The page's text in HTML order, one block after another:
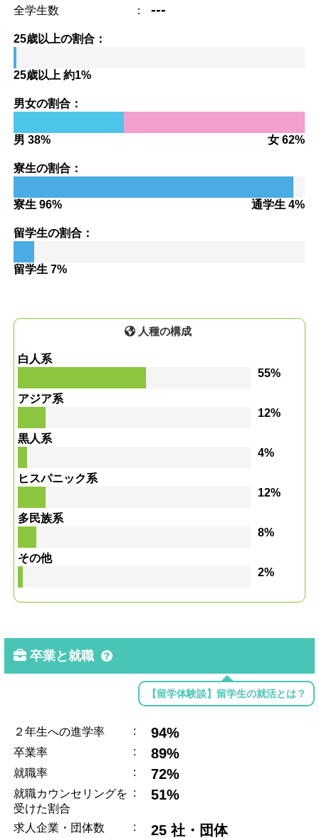
全学生数 ： ---
25歳以上の割合：
25歳以上 約1%
男女の割合：
男 38% 女 62%
寮生の割合：
寮生 96% 通学生 4%
留学生の割合：
留学生 7%
人種の構成
白人系
55%
アジア系
12%
黒人系
4%
ヒスパニック系
12%
多民族系
8%
その他
2%
卒業と就職
【留学体験談】留学生の就活とは？
２年生への進学率 : 94%
卒業率 : 89%
就職率 : 72%
就職カウンセリングを
受けた割合
: 51%
求人企業・団体数 : 25 社・団体